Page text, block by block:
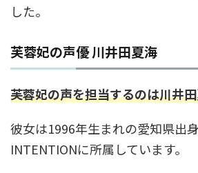
した。
芙蓉妃の声優 川井田夏海
芙蓉妃の声を担当するのは川井
彼女は1996年生まれの愛知県出
INTENTIONに所属しています。